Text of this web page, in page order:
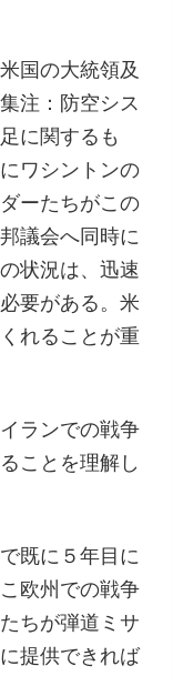
国の大統領及
注：防空シス
に関するも
ワシントンの
ーたちがこの
議会へ同時に
状況は、迅速
要がある。米
れることが重
ランでの戦争
ことを理解し
既に５年目に
欧州での戦争
ちが弾道ミサ
提供できれば